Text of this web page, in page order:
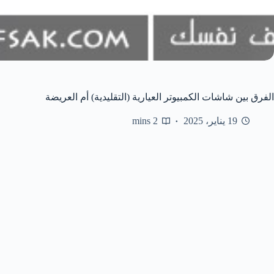
الفرق بين شاشات الكمبيوتر العيارية (التقليدية) أم العريضة
19 يناير، 2025 2 mins